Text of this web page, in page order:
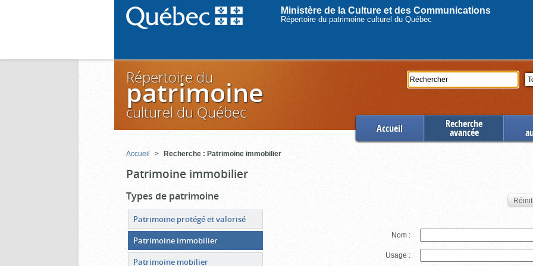
Ministère de la Culture et des Communications
Répertoire du patrimoine culturel du Québec
Rechercher
Répertoire du
patrimoine
culturel du Québec
Accueil Recherche
avancée
Accueil Recherche : Patrimoine immobilier
Patrimoine immobilier
Nom :
Usage :
Types de patrimoine
Patrimoine protégé et valorisé
Patrimoine immobilier
Patrimoine mobilier